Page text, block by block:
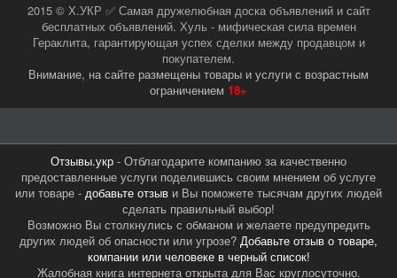
2015 © Х.УКР ✅ Самая дружелюбная доска объявлений и сайт
бесплатных объявлений. Хуль - мифическая сила времен
Гераклита, гарантирующая успех сделки между продавцом и
покупателем.
Внимание, на сайте размещены товары и услуги с возрастным
ограничением 18+
Отзывы.укр - Отблагодарите компанию за качественно
предоставленные услуги поделившись своим мнением об услуге
или товаре - добавьте отзыв и Вы поможете тысячам других людей
сделать правильный выбор!
Возможно Вы столкнулись с обманом и желаете предупредить
других людей об опасности или угрозе? Добавьте отзыв о товаре,
компании или человеке в черный список!
Жалобная книга интернета открыта для Вас круглосуточно.